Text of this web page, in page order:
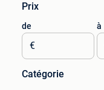
Prix
de
€
à
Catégorie